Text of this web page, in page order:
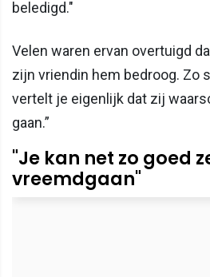
beledigd."
Velen waren ervan overtuigd
zijn vriendin hem bedroog. Zo
vertelt je eigenlijk dat zij
gaan.”
"Je kan net zo goed
vreemdgaan"